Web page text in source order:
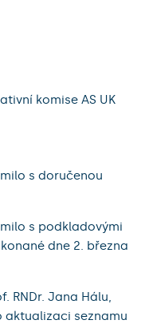
komise AS UK
s doručenou
s podkladovými
dne 2. března
RNDr. Jana Hálu,
aktualizaci seznamu